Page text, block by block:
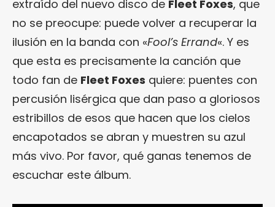
extraído del nuevo disco de Fleet Foxes, que
no se preocupe: puede volver a recuperar la
ilusión en la banda con «Fool’s Errand«. Y es
que esta es precisamente la canción que
todo fan de Fleet Foxes quiere: puentes con
percusión lisérgica que dan paso a gloriosos
estribillos de esos que hacen que los cielos
encapotados se abran y muestren su azul
más vivo. Por favor, qué ganas tenemos de
escuchar este álbum.